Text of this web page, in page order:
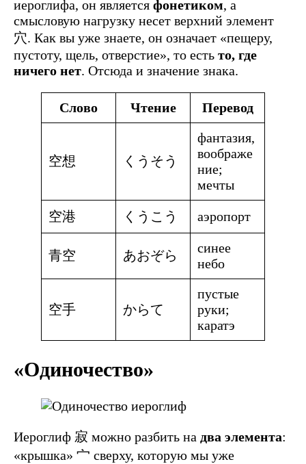
иероглифа, он является фонетиком, а
смысловую нагрузку несет верхний элемент
穴. Как вы уже знаете, он означает «пещеру,
пустоту, щель, отверстие», то есть то, где
ничего нет. Отсюда и значение знака.
Слово Чтение Перевод
空想 くうそう
фантазия,
воображе
ние;
мечты
空港 くうこう аэропорт
青空 あおぞら
синее
небо
空手 からて
пустые
руки;
каратэ
«Одиночество»
Иероглиф 寂 можно разбить на два элемента:
«крышка» 宀 сверху, которую мы уже